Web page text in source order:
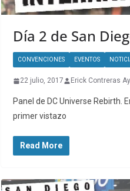
Día 2 de San
CONVENCIONES EVENTOS
22 julio, 2017 Erick Contreras
Panel de DC Universe Rebirth.
primer vistazo
Read More